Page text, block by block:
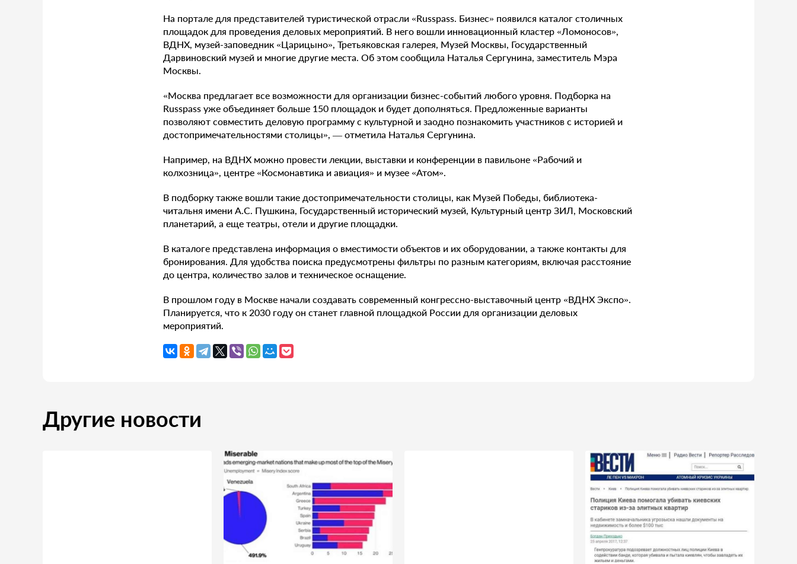
На портале для представителей туристической отрасли «Russpass. Бизнес» появился каталог столичных
площадок для проведения деловых мероприятий. В него вошли инновационный кластер «Ломоносов»,
ВДНХ, музей-заповедник «Царицыно», Третьяковская галерея, Музей Москвы, Государственный
Дарвиновский музей и многие другие места. Об этом сообщила Наталья Сергунина, заместитель Мэра
Москвы.
«Москва предлагает все возможности для организации бизнес-событий любого уровня. Подборка на
Russpass уже объединяет больше 150 площадок и будет дополняться. Предложенные варианты
позволяют совместить деловую программу с культурной и заодно познакомить участников с историей и
достопримечательностями столицы», — отметила Наталья Сергунина.
Например, на ВДНХ можно провести лекции, выставки и конференции в павильоне «Рабочий и
колхозница», центре «Космонавтика и авиация» и музее «Атом».
В подборку также вошли такие достопримечательности столицы, как Музей Победы, библиотека-
читальня имени А.С. Пушкина, Государственный исторический музей, Культурный центр ЗИЛ, Московский
планетарий, а еще театры, отели и другие площадки.
В каталоге представлена информация о вместимости объектов и их оборудовании, а также контакты для
бронирования. Для удобства поиска предусмотрены фильтры по разным категориям, включая расстояние
до центра, количество залов и техническое оснащение.
В прошлом году в Москве начали создавать современный конгрессно-выставочный центр «ВДНХ Экспо».
Планируется, что к 2030 году он станет главной площадкой России для организации деловых
мероприятий.
Другие новости